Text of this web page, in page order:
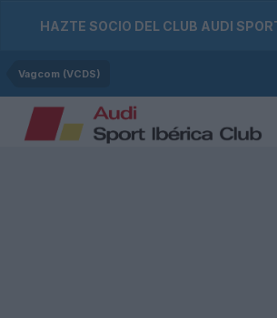
HAZTE SOCIO DEL CLUB AUDI
Vagcom (VCDS)